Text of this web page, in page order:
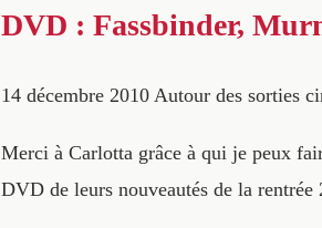
DVD : Fassbinder,
14 décembre 2010 Autour des sorties
Merci à Carlotta grâce à qui je peux
DVD de leurs nouveautés de la